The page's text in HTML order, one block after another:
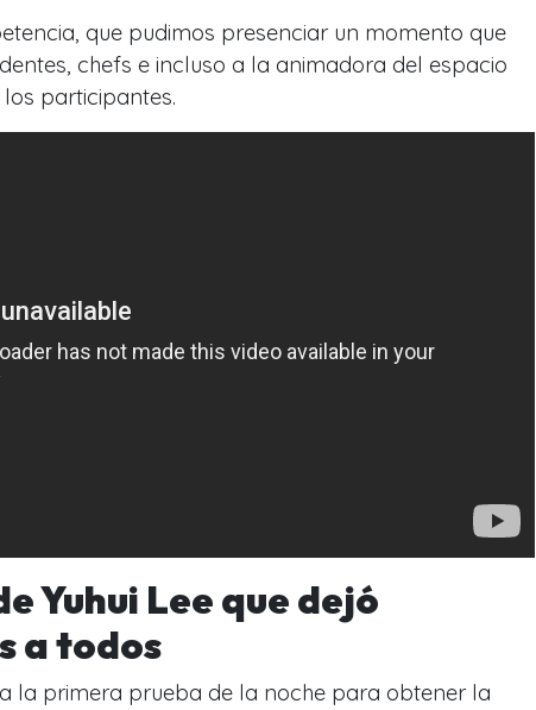
que pudimos presenciar un momento que
chefs e incluso a la animadora del espacio
participantes.
Yuhui Lee que dejó
a todos
la primera prueba de la noche para obtener la